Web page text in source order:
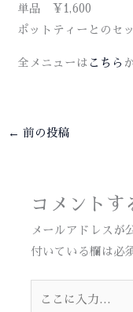
単品 ¥1,600
ポットティーとのセ
全メニューは こちら
← 前の投稿
コメントす
メールアドレスが
付いている欄は必